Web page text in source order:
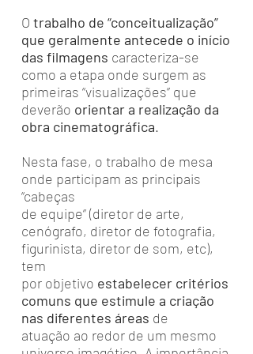
O trabalho de “conceitualização”
que geralmente antecede o início
das filmagens caracteriza-se
como a etapa onde surgem as
primeiras “visualizações” que
deverão orientar a realização da
obra cinematográfica.
Nesta fase, o trabalho de mesa
onde participam as principais
“cabeças
de equipe” (diretor de arte,
cenógrafo, diretor de fotografia,
figurinista, diretor de som, etc),
tem
por objetivo estabelecer critérios
comuns que estimule a criação
nas diferentes áreas de
atuação ao redor de um mesmo